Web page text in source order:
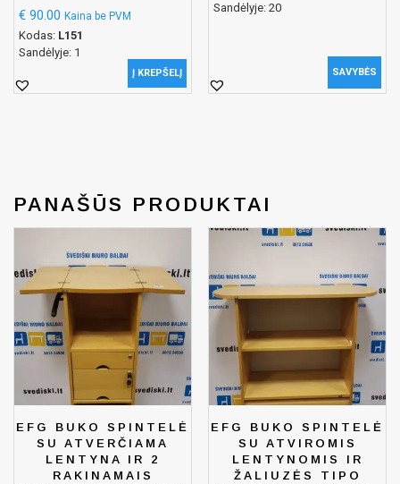
€ 90.00 Kaina be PVM
Kodas: L151
Sandėlyje: 1
Į KREPŠELĮ
Sandėlyje: 20
SAVYBĖS
PANAŠŪS PRODUKTAI
EFG BUKO SPINTELĖ
SU ATVERČIAMA
LENTYNA IR 2
RAKINAMAIS
EFG BUKO SPINTELĖ
SU ATVIROMIS
LENTYNOMIS IR
ŽALIUZĖS TIPO